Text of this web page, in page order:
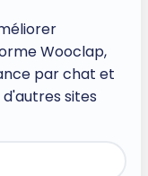
Wooclap,
par chat et
sites